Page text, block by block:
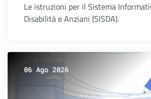
Le istruzioni per il Sistema
Disabilità e Anziani (SISDA).
06 Ago 2026